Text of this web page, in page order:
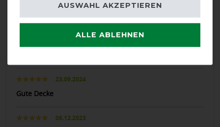
LATEST REVIEWS
23.09.2024
Gute Decke
06.12.2023
ALLE ABLEHNEN
AUSWAHL AKZEPTIEREN